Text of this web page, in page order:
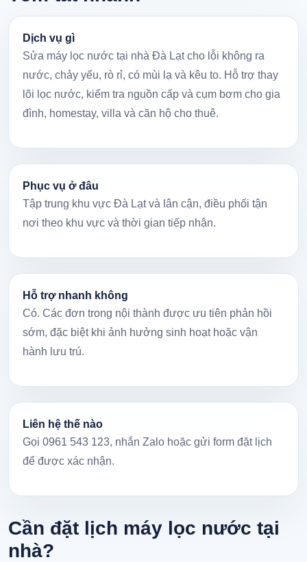
Dịch vụ gì
Sửa máy lọc nước tại nhà Đà Lạt cho lỗi không ra
nước, chảy yếu, rò rỉ, có mùi lạ và kêu to. Hỗ trợ thay
lõi lọc nước, kiểm tra nguồn cấp và cụm bơm cho gia
đình, homestay, villa và căn hộ cho thuê.
Phục vụ ở đâu
Tập trung khu vực Đà Lạt và lân cận, điều phối tận
nơi theo khu vực và thời gian tiếp nhận.
Hỗ trợ nhanh không
Có. Các đơn trong nội thành được ưu tiên phản hồi
sớm, đặc biệt khi ảnh hưởng sinh hoạt hoặc vận
hành lưu trú.
Liên hệ thế nào
Gọi 0961 543 123, nhắn Zalo hoặc gửi form đặt lịch
để được xác nhận.
Cần đặt lịch máy lọc nước tại
nhà?